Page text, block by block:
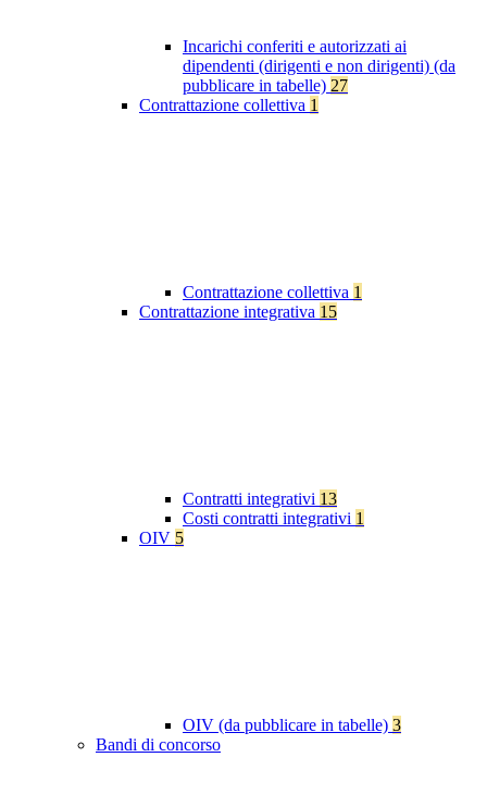
Incarichi conferiti e autorizzati ai
dipendenti (dirigenti e non dirigenti) (da
pubblicare in tabelle) 27
Contrattazione collettiva 1
Contrattazione collettiva 1
Contrattazione integrativa 15
Contratti integrativi 13
Costi contratti integrativi 1
OIV 5
OIV (da pubblicare in tabelle) 3
Bandi di concorso